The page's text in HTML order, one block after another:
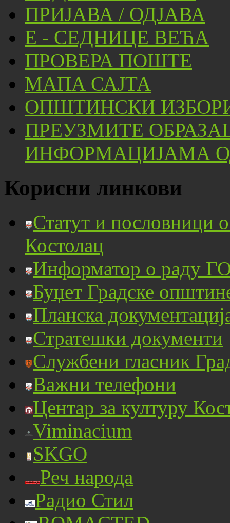
ПРИЈАВА / ОДЈАВА
Е - СЕДНИЦЕ ВЕЋА
ПРОВЕРА ПОШТЕ
МАПА САЈТА
ОПШТИНСКИ
ПРЕУЗМИТЕ
ИНФОРМАЦИЈАМА
Корисни линкови
Статут и пословници
Костолац
Информатор о раду
Буџет Градске
Планска
Стратешки документи
Службени гласник
Важни телефони
Центар за културу
Viminacium
SKGO
Реч народа
Радио Стил